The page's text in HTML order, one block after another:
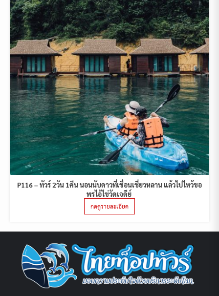
P116 – ทัวร์ 2วัน 1คืน นอนนับดาวที่เขื่อนเชี่ยวหลาน แล้วไปไหว้ขอ
พรไอ้ไข่วัดเจดีย์
กดดูรายละเอียด